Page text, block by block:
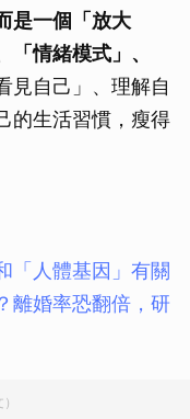
是一個「放大
情緒模式」、
見自己」、理解自
的生活習慣，瘦得
「人體基因」有關
離婚率恐翻倍，研